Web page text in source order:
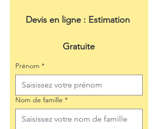
Devis en ligne : Estimation
Gratuite
Prénom *
Nom de famille *